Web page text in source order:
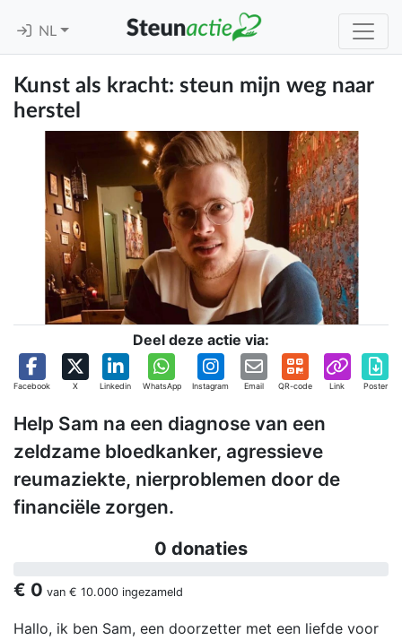
NL
Kunst als kracht: steun mijn weg naar
herstel
Deel deze actie via:
Facebook X Linkedin WhatsApp Instagram Email QR-code Link Poster
Help Sam na een diagnose van een
zeldzame bloedkanker, agressieve
reumaziekte, nierproblemen door de
financiële zorgen.
0 donaties
€ 0 van € 10.000 ingezameld
Hallo, ik ben Sam, een doorzetter met een liefde voor